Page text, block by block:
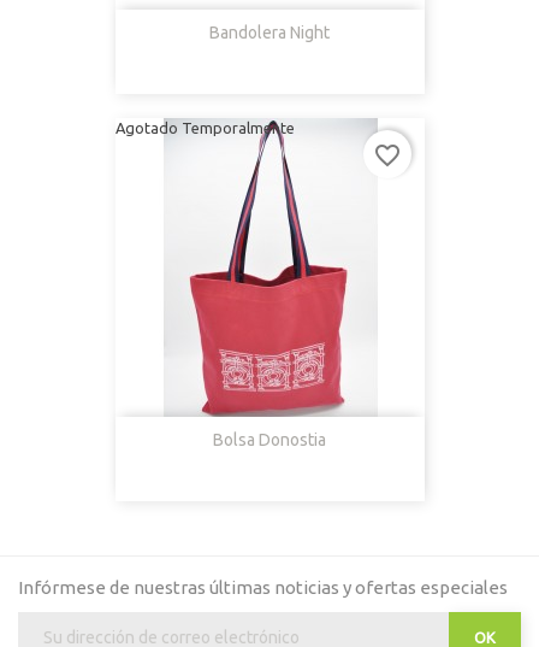
Bandolera Night
Bolsa Donostia
Agotado Temporalmente
favorite_border
Infórmese de nuestras últimas noticias y ofertas especiales